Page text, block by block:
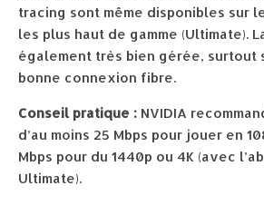
tracing sont même disponibles sur
les plus haut de gamme (Ultimate).
également très bien gérée, surtout
bonne connexion fibre.
Conseil pratique : NVIDIA
d’au moins 25 Mbps pour jouer en
Mbps pour du 1440p ou 4K (avec
Ultimate).